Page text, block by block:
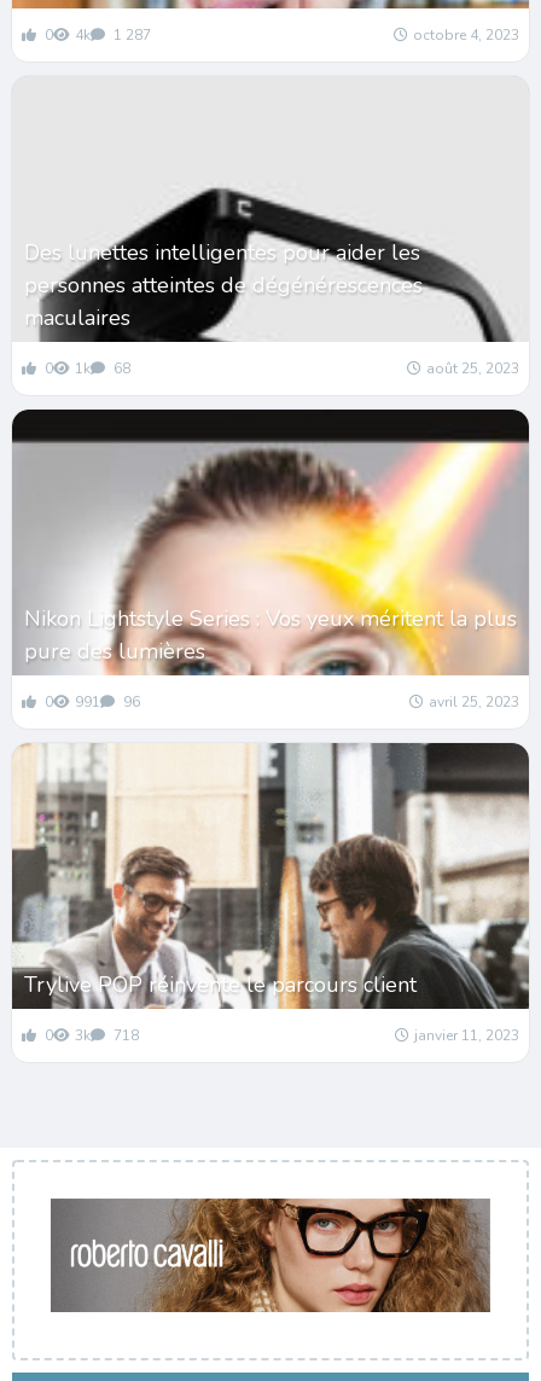
0 4k 1 287 octobre 4, 2023
Des lunettes intelligentes pour aider les
personnes atteintes de dégénérescences
maculaires
0 1k 68 août 25, 2023
Nikon Lightstyle Series : Vos yeux méritent la plus
pure des lumières
0 991 96 avril 25, 2023
Trylive POP réinvente le parcours client
0 3k 718 janvier 11, 2023